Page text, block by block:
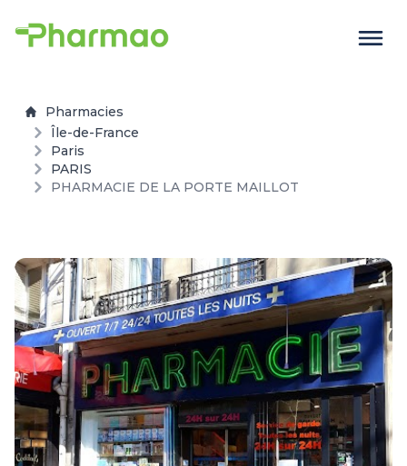
Pharmacies
Île-de-France
Paris
PARIS
PHARMACIE DE LA PORTE MAILLOT